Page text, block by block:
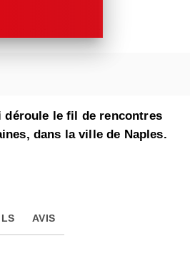
déroule le fil de rencontres
dans la ville de Naples.
AVIS